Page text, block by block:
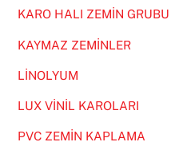
KARO HALI ZEMİN GRUBU
KAYMAZ ZEMİNLER
LİNOLYUM
LUX VİNİL KAROLARI
PVC ZEMİN KAPLAMA